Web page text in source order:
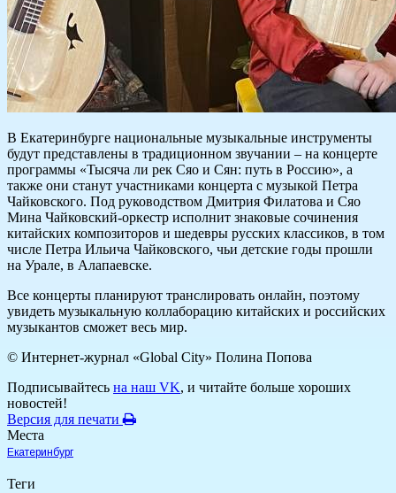
В Екатеринбурге национальные музыкальные инструменты
будут представлены в традиционном звучании – на концерте
программы «Тысяча ли рек Сяо и Сян: путь в Россию», а
также они станут участниками концерта с музыкой Петра
Чайковского. Под руководством Дмитрия Филатова и Сяо
Мина Чайковский-оркестр исполнит знаковые сочинения
китайских композиторов и шедевры русских классиков, в том
числе Петра Ильича Чайковского, чьи детские годы прошли
на Урале, в Алапаевске.
Все концерты планируют транслировать онлайн, поэтому
увидеть музыкальную коллаборацию китайских и российских
музыкантов сможет весь мир.
© Интернет-журнал «Global City» Полина Попова
Подписывайтесь на наш VK, и читайте больше хороших
новостей!
Версия для печати
Места
Екатеринбург
Теги